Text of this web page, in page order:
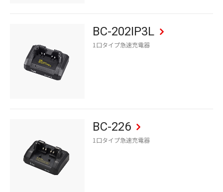
BC-202IP3L
1口タイプ急速充電器
BC-226
1口タイプ急速充電器